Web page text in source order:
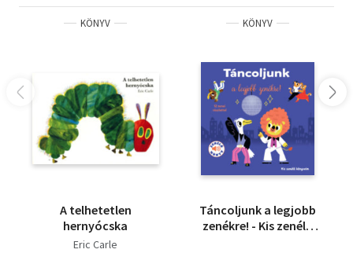
KÖNYV
A telhetetlen
hernyócska
Eric Carle
KÖNYV
Táncoljunk a legjobb
zenékre! - Kis zenélő